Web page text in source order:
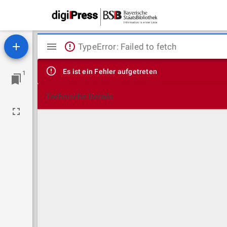
1
Mirador
Viewer
TypeError: Failed to fetch
Es ist ein Fehler aufgetreten
Technische Details